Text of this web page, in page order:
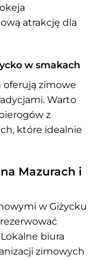
atrakcję dla
w smakach
oferują zimowe
Warto
z
które idealnie
Mazurach i
w Giżycku
biura
zimowych